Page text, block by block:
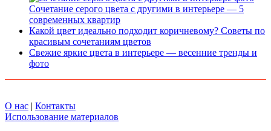
Сочетание серого цвета с другими в интерьере — 5
современных квартир
Какой цвет идеально подходит коричневому? Советы по
красивым сочетаниям цветов
Свежие яркие цвета в интерьере — весенние тренды и
фото
О нас | Контакты
Использование материалов